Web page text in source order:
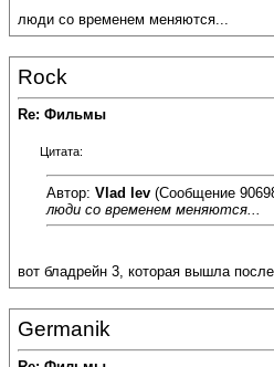
люди со временем меняются...
Rock
Re: Фильмы
Цитата:
Автор: Vlad lev (Сообщение
люди со временем меняются...
вот бладрейн 3, которая вышла
Germanik